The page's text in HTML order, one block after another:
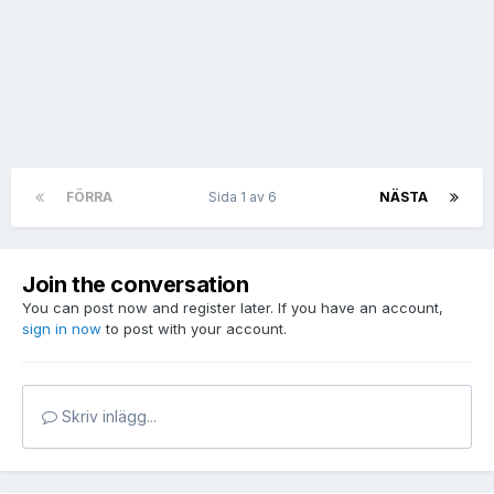
FÖRRA NÄSTA
Sida 1 av 6
Join the conversation
You can post now and register later. If you have an account,
sign in now to post with your account.
Skriv inlägg...